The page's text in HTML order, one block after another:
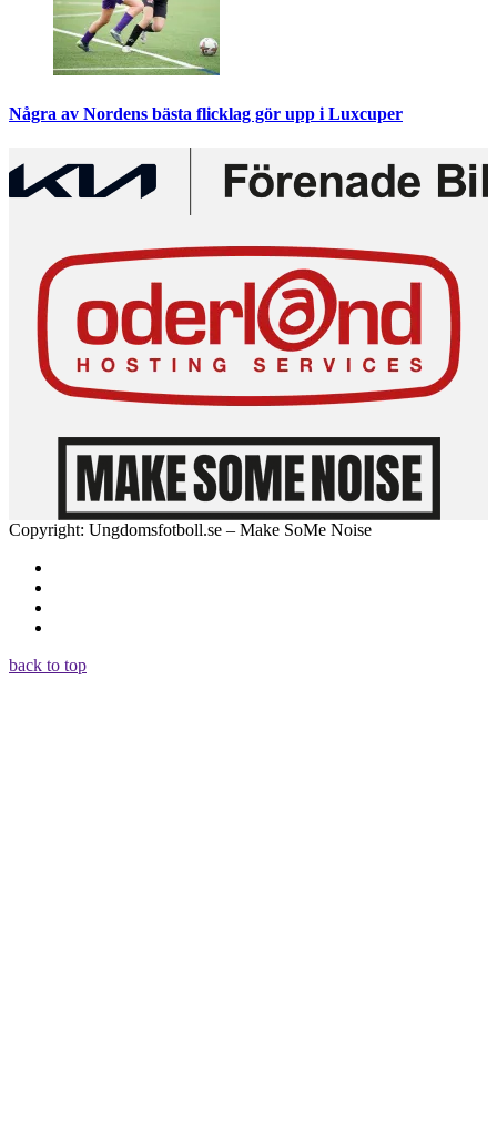
Några av Nordens bästa flicklag gör upp i Luxcuper
Copyright: Ungdomsfotboll.se – Make SoMe Noise
back to top